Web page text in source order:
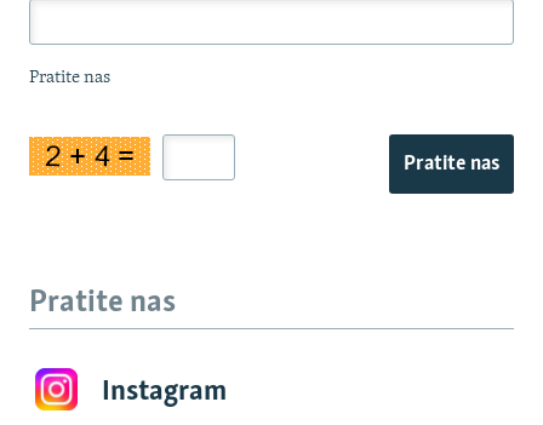
Pratite nas
Pratite nas
Pratite nas
Instagram